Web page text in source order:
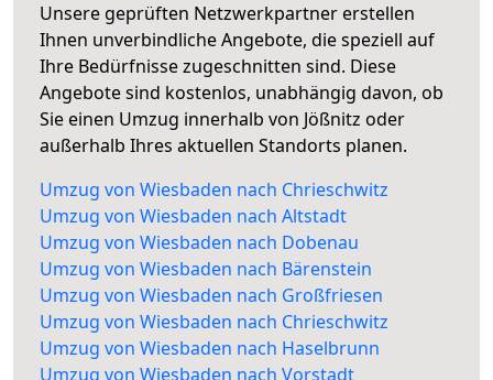
Unsere geprüften Netzwerkpartner erstellen
Ihnen unverbindliche Angebote, die speziell auf
Ihre Bedürfnisse zugeschnitten sind. Diese
Angebote sind kostenlos, unabhängig davon, ob
Sie einen Umzug innerhalb von Jößnitz oder
außerhalb Ihres aktuellen Standorts planen.
Umzug von Wiesbaden nach Chrieschwitz
Umzug von Wiesbaden nach Altstadt
Umzug von Wiesbaden nach Dobenau
Umzug von Wiesbaden nach Bärenstein
Umzug von Wiesbaden nach Großfriesen
Umzug von Wiesbaden nach Chrieschwitz
Umzug von Wiesbaden nach Haselbrunn
Umzug von Wiesbaden nach Vorstadt